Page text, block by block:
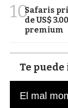
10Safaris
de US$
premium
Te